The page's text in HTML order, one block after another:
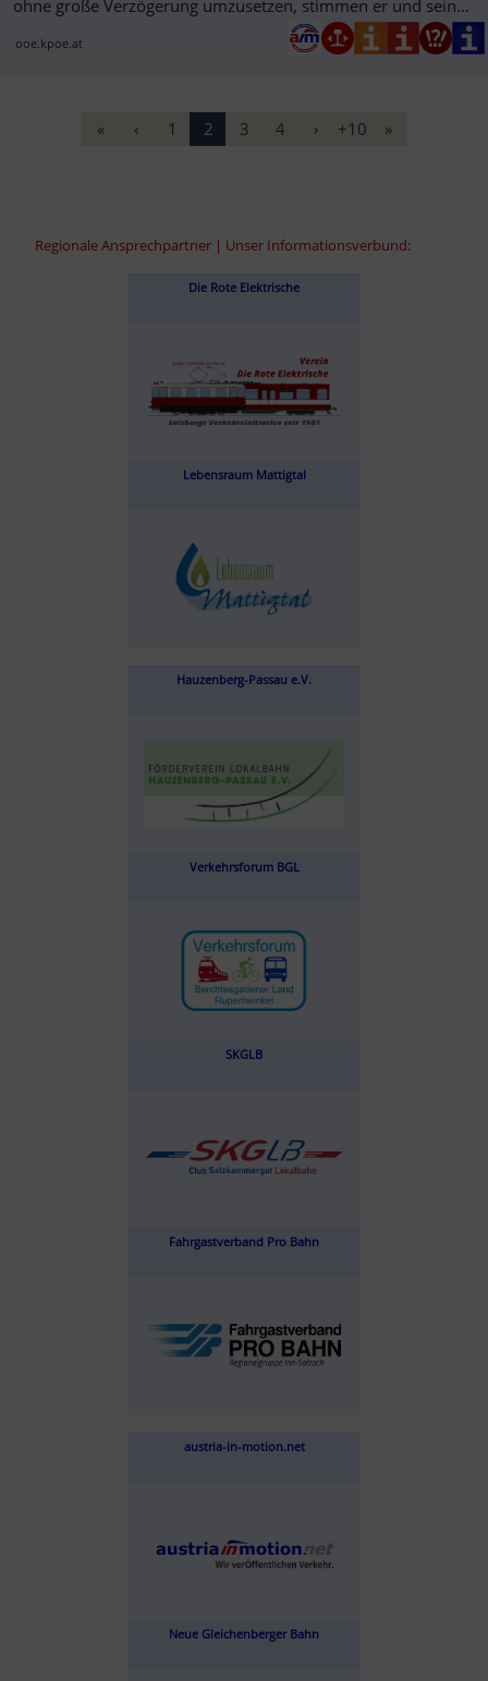
ohne große Verzögerung umzusetzen, stimmen er und seine
ooe.kpoe.at
« ‹ 1 2 3 4 › +10 »
Regionale Ansprechpartner | Unser Informationsverbund:
Die Rote Elektrische
Lebensraum Mattigtal
Hauzenberg-Passau e.V.
Verkehrsforum BGL
SKGLB
Fahrgastverband Pro Bahn
austria-in-motion.net
Neue Gleichenberger Bahn